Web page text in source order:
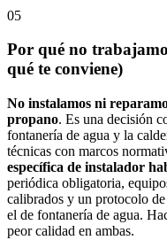
05
Por qué no
qué te conviene)
No instalamos ni
propano. Es una decisión
fontanería de agua y la
técnicas con marcos
específica de instalador
periódica obligatoria,
calibrados y un protocolo
el de fontanería de agua.
peor calidad en ambas.